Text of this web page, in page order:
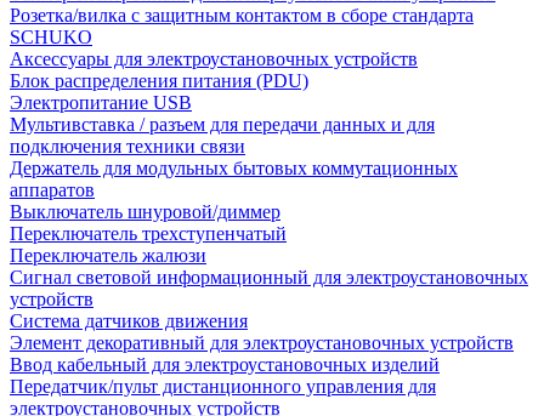
Розетка/вилка с защитным контактом в сборе стандарта
SCHUKO
Аксессуары для электроустановочных устройств
Блок распределения питания (PDU)
Электропитание USB
Мультивставка / разъем для передачи данных и для
подключения техники связи
Держатель для модульных бытовых коммутационных
аппаратов
Выключатель шнуровой/диммер
Переключатель трехступенчатый
Переключатель жалюзи
Сигнал световой информационный для электроустановочных
устройств
Система датчиков движения
Элемент декоративный для электроустановочных устройств
Ввод кабельный для электроустановочных изделий
Передатчик/пульт дистанционного управления для
электроустановочных устройств